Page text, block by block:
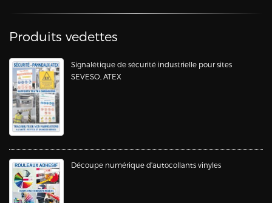
Produits vedettes
Signalétique de sécurité industrielle pour sites
SEVESO, ATEX
Découpe numérique d'autocollants vinyles